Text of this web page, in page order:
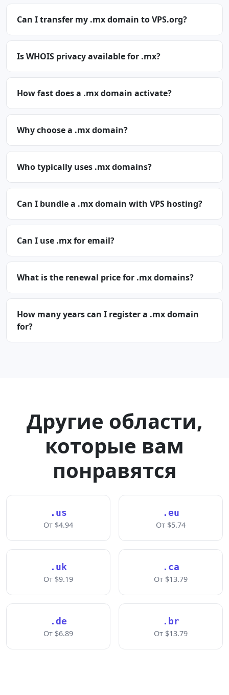
Can I transfer my .mx domain to VPS.org?
Is WHOIS privacy available for .mx?
How fast does a .mx domain activate?
Why choose a .mx domain?
Who typically uses .mx domains?
Can I bundle a .mx domain with VPS hosting?
Can I use .mx for email?
What is the renewal price for .mx domains?
How many years can I register a .mx domain
for?
Другие области,
которые вам
понравятся
.us
От $4.94
.eu
От $5.74
.uk
От $9.19
.ca
От $13.79
.de
От $6.89
.br
От $13.79